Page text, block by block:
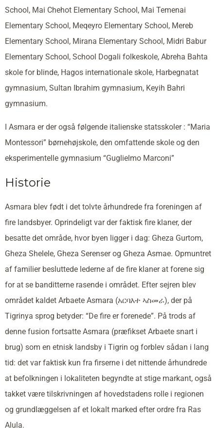
School, Mai Chehot Elementary School, Mai Temenai
Elementary School, Meqeyro Elementary School, Mereb
Elementary School, Mirana Elementary School, Midri Babur
Elementary School, School Dogali folkeskole, Abreha Bahta
skole for blinde, Hagos internationale skole, Harbegnatat
gymnasium, Sultan Ibrahim gymnasium, Keyih Bahri
gymnasium.
I Asmara er der også følgende italienske statsskoler : “Maria
Montessori” børnehøjskole, den omfattende skole og den
eksperimentelle gymnasium “Guglielmo Marconi”
Historie
Asmara blev født i det tolvte århundrede fra foreningen af
fire landsbyer. Oprindeligt var der faktisk fire klaner, der
besatte det område, hvor byen ligger i dag: Gheza Gurtom,
Gheza Shelele, Gheza Serenser og Gheza Asmae. Opmuntret
af familier besluttede lederne af de fire klaner at forene sig
for at se banditterne rasende i området. Efter sejren blev
området kaldet Arbaete Asmara (አርባእተ ኣስመራ), der på
Tigrinya sprog betyder: “De fire er forenede”. På trods af
denne fusion fortsatte Asmara (præfikset Arbaete snart i
brug) som en etnisk landsby i Tigrin og forblev sådan i lang
tid: det var faktisk kun fra firserne i det nittende århundrede
at befolkningen i lokaliteten begyndte at stige markant, også
takket være tilskrivningen af hovedstadens rolle i regionen
og grundlæggelsen af et lokalt marked efter ordre fra Ras
Alula.